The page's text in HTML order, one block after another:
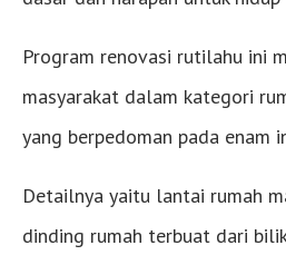
Program renovasi rutilahu ini
masyarakat dalam kategori
yang berpedoman pada enam
Detailnya yaitu lantai rumah
dinding rumah terbuat dari